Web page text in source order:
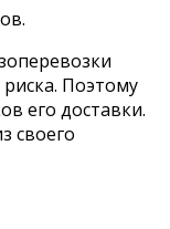
Поэтому
его доставки.
своего